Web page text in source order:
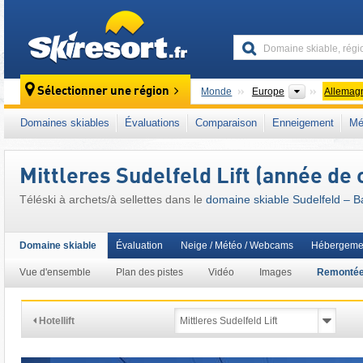
Sélectionner une région Monde Europe Continents
Ce domaine skiable se situe aussi dans :
Unterinntal (basse vallée de l'Inn)
Inntal
Alpes nord-orientales, Allemagne du Sud,
Domaines skiables Évaluations Comparaison Enneigement
Mittleres Sudelfeld Lift (année de
Téléski à archets/à sellettes dans le domaine skiable Sudelfeld –
Domaine skiable
Vue d'ensemble Plan des pistes Vidéo Images
Évaluation Neige / Météo / Webcams
Hotellift